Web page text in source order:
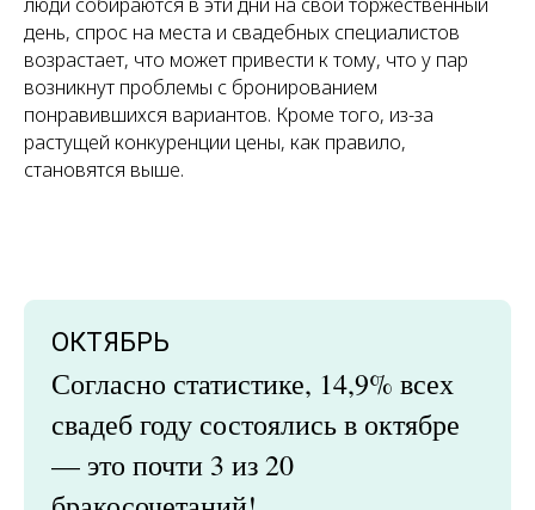
день, спрос на места и свадебных специалистов
возрастает, что может привести к тому, что у пар
возникнут проблемы с бронированием
понравившихся вариантов. Кроме того, из-за
растущей конкуренции цены, как правило,
становятся выше.
ОКТЯБРЬ
Согласно статистике, 14,9% всех
свадеб году состоялись в октябре
— это почти 3 из 20